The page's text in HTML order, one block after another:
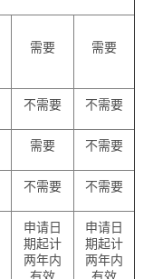
需要 需要
不需要 不需要
需要 不需要
不需要 不需要
申请日
期起计
两年内
申请日
期起计
两年内